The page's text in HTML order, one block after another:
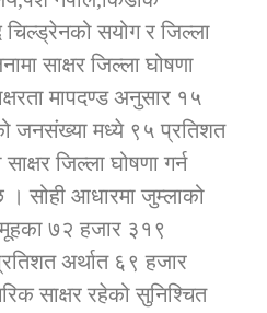
एकाई जुम्लाको सुचना
सयोग र जिल्ला
साक्षर जिल्ला घोषणा
मापदण्ड अनुसार १५
जनसंख्या मध्ये ९५ प्रतिशत
जिल्ला घोषणा गर्न
सोही आधारमा जुम्लाको
७२ हजार ३१९
अर्थात ६९ हजार
साक्षर रहेको सुनिश्चित